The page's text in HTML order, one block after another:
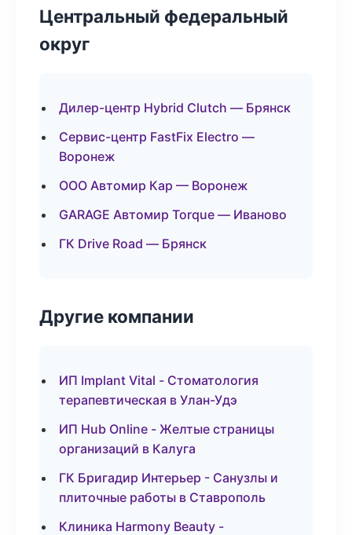
Центральный федеральный
округ
Дилер-центр Hybrid Clutch — Брянск
Сервис-центр FastFix Electro —
Воронеж
ООО Автомир Кар — Воронеж
GARAGE Автомир Torque — Иваново
ГК Drive Road — Брянск
Другие компании
ИП Implant Vital - Стоматология
терапевтическая в Улан-Удэ
ИП Hub Online - Желтые страницы
организаций в Калуга
ГК Бригадир Интерьер - Санузлы и
плиточные работы в Ставрополь
Клиника Harmony Beauty -